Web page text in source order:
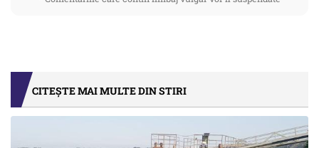
CITEȘTE MAI MULTE DIN STIRI